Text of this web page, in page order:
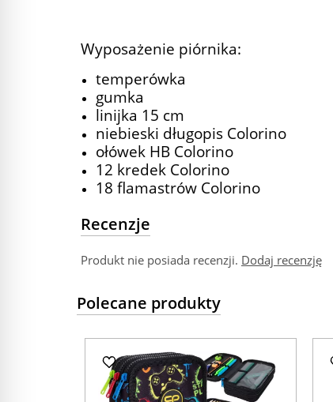
Wyposażenie piórnika:
temperówka
gumka
linijka 15 cm
niebieski długopis Colorino
ołówek HB Colorino
12 kredek Colorino
18 flamastrów Colorino
Recenzje
Produkt nie posiada recenzji. Dodaj recenzję
Polecane produkty